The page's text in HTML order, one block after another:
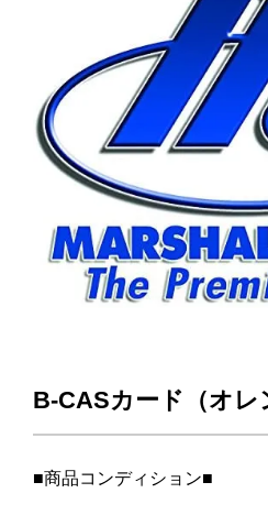
B-CASカード（オレ
■商品コンディション■